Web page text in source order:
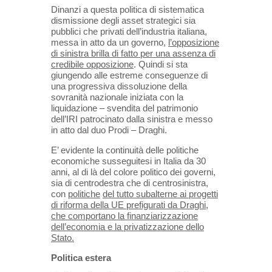
Dinanzi a questa politica di sistematica
dismissione degli asset strategici sia
pubblici che privati dell’industria italiana,
messa in atto da un governo, l’opposizione
di sinistra brilla di fatto per una assenza di
credibile opposizione. Quindi si sta
giungendo alle estreme conseguenze di
una progressiva dissoluzione della
sovranità nazionale iniziata con la
liquidazione – svendita del patrimonio
dell’IRI patrocinato dalla sinistra e messo
in atto dal duo Prodi – Draghi.
E’ evidente la continuità delle politiche
economiche susseguitesi in Italia da 30
anni, al di là del colore politico dei governi,
sia di centrodestra che di centrosinistra,
con politiche del tutto subalterne ai progetti
di riforma della UE prefigurati da Draghi,
che comportano la finanziarizzazione
dell’economia e la privatizzazione dello
Stato.
Politica estera